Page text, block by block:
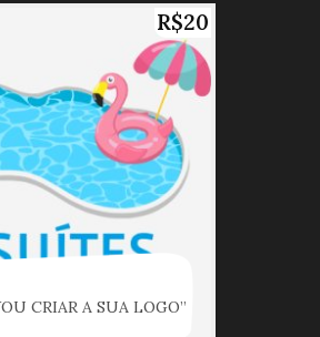
R$20
CRIAR A SUA LOGO”